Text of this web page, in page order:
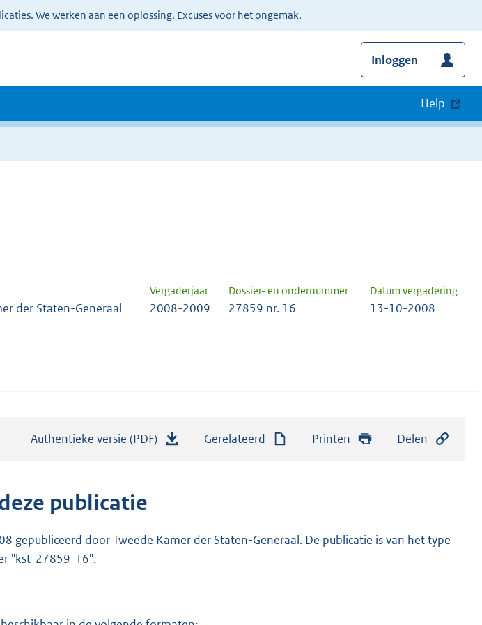
We werken aan een oplossing. Excuses voor het ongemak.
Inloggen
Help
Vergaderjaar Dossier- en ondernummer Datum vergadering
der Staten-Generaal 2008-2009 27859 nr. 16 13-10-2008
Authentieke versie (PDF)
n
Gerelateerd Printen Delen
publicatie
gepubliceerd door Tweede Kamer der Staten-Generaal. De publicatie is van het type
"kst-27859-16".